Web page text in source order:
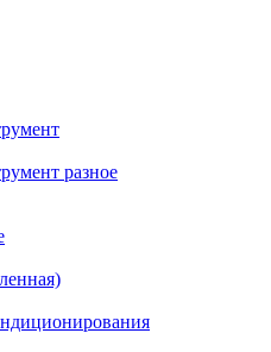
разное